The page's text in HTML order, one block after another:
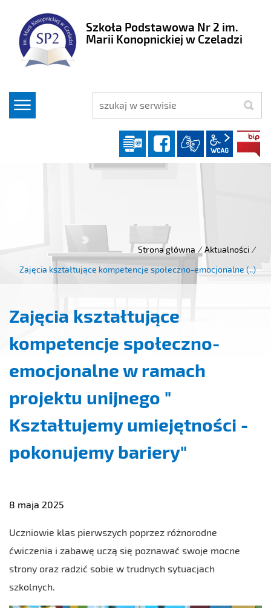
Szkoła Podstawowa Nr 2 im.
Marii Konopnickiej w Czeladzi
szukaj
Dziennik elektroniczny
facebook
wcag2.1
Strona główna / Aktualności /
Zajęcia kształtujące kompetencje społeczno-emocjonalne (..)
Zajęcia kształtujące
kompetencje społeczno-
emocjonalne w ramach
projektu unijnego "
Kształtujemy umiejętności -
pokonujemy bariery"
8 maja 2025
Uczniowie klas pierwszych poprzez różnorodne
ćwiczenia i zabawę uczą się poznawać swoje mocne
strony oraz radzić sobie w trudnych sytuacjach
szkolnych.